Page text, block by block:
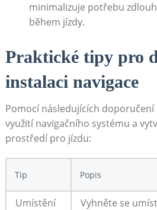
minimalizuje potřebu
‍během jízdy.
Praktické tipy pro
instalaci ⁤navigace
Pomocí následujících
využití navigačního systému a
prostředí pro jízdu:
Tip Popis
Umístění
Vyhněte se